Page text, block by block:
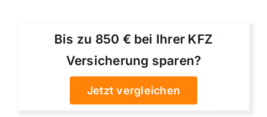
Bis zu 850 € bei Ihrer KFZ
Versicherung sparen?
Jetzt vergleichen